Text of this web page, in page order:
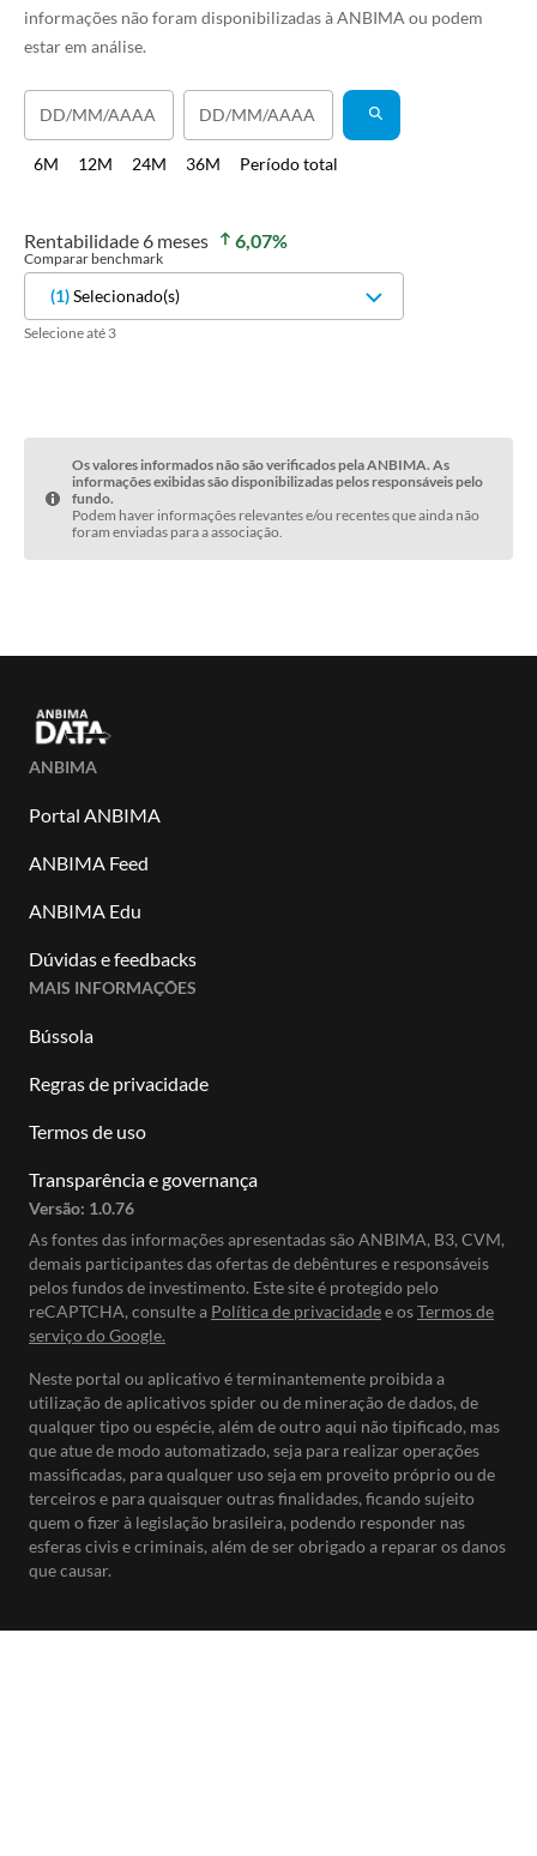
informações não foram disponibilizadas à ANBIMA ou podem
estar em análise.
6M 12M 24M 36M Período total
Rentabilidade 6 meses 6,07%
Comparar benchmark
(1)Selecionado(s)
Selecione até 3
Os valores informados não são verificados pela ANBIMA. As
informações exibidas são disponibilizadas pelos responsáveis pelo
fundo.
Podem haver informações relevantes e/ou recentes que ainda não
foram enviadas para a associação.
ANBIMA
Portal ANBIMA
ANBIMA Feed
ANBIMA Edu
Dúvidas e feedbacks
MAIS INFORMAÇÕES
Bússola
Regras de privacidade
Termos de uso
Transparência e governança
Versão: 1.0.76
As fontes das informações apresentadas são ANBIMA, B3, CVM,
demais participantes das ofertas de debêntures e responsáveis
pelos fundos de investimento. Este site é protegido pelo
reCAPTCHA, consulte a Política de privacidadee osTermos de
serviço do Google.
Neste portal ou aplicativo é terminantemente proibida a
utilização de aplicativos spider ou de mineração de dados, de
qualquer tipo ou espécie, além de outro aqui não tipificado, mas
que atue de modo automatizado, seja para realizar operações
massificadas, para qualquer uso seja em proveito próprio ou de
terceiros e para quaisquer outras finalidades, ficando sujeito
quem o fizer à legislação brasileira, podendo responder nas
esferas civis e criminais, além de ser obrigado a reparar os danos
que causar.